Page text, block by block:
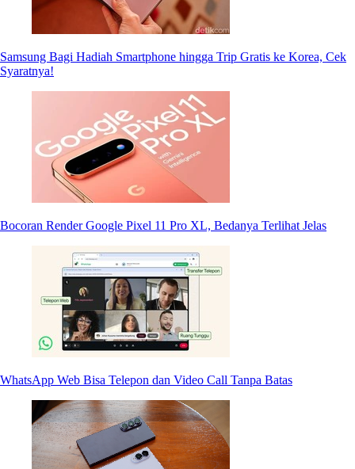
Samsung Bagi Hadiah Smartphone hingga Trip Gratis ke Korea, Cek
Syaratnya!
Bocoran Render Google Pixel 11 Pro XL, Bedanya Terlihat Jelas
WhatsApp Web Bisa Telepon dan Video Call Tanpa Batas